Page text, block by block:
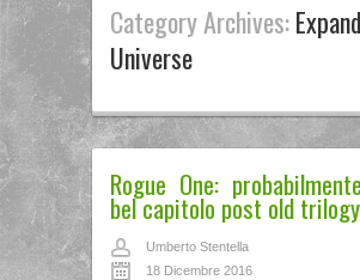
Category Archives:
Universe
Rogue One:
bel capitolo post old trilogy
Umberto Stentella
18 Dicembre 2016